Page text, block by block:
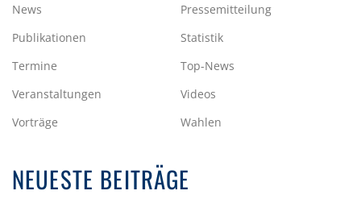
News
Pressemitteilung
Publikationen
Statistik
Termine
Top-News
Veranstaltungen
Videos
Vorträge
Wahlen
NEUESTE BEITRÄGE